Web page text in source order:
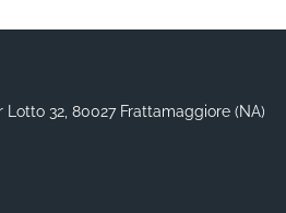
32, 80027 Frattamaggiore (NA)